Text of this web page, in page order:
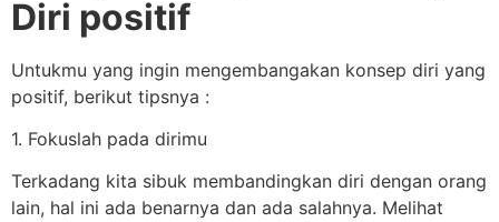
Diri positif
Untukmu yang ingin mengembangakan konsep diri yang
positif, berikut tipsnya :
1. Fokuslah pada dirimu
Terkadang kita sibuk membandingkan diri dengan orang
lain, hal ini ada benarnya dan ada salahnya. Melihat